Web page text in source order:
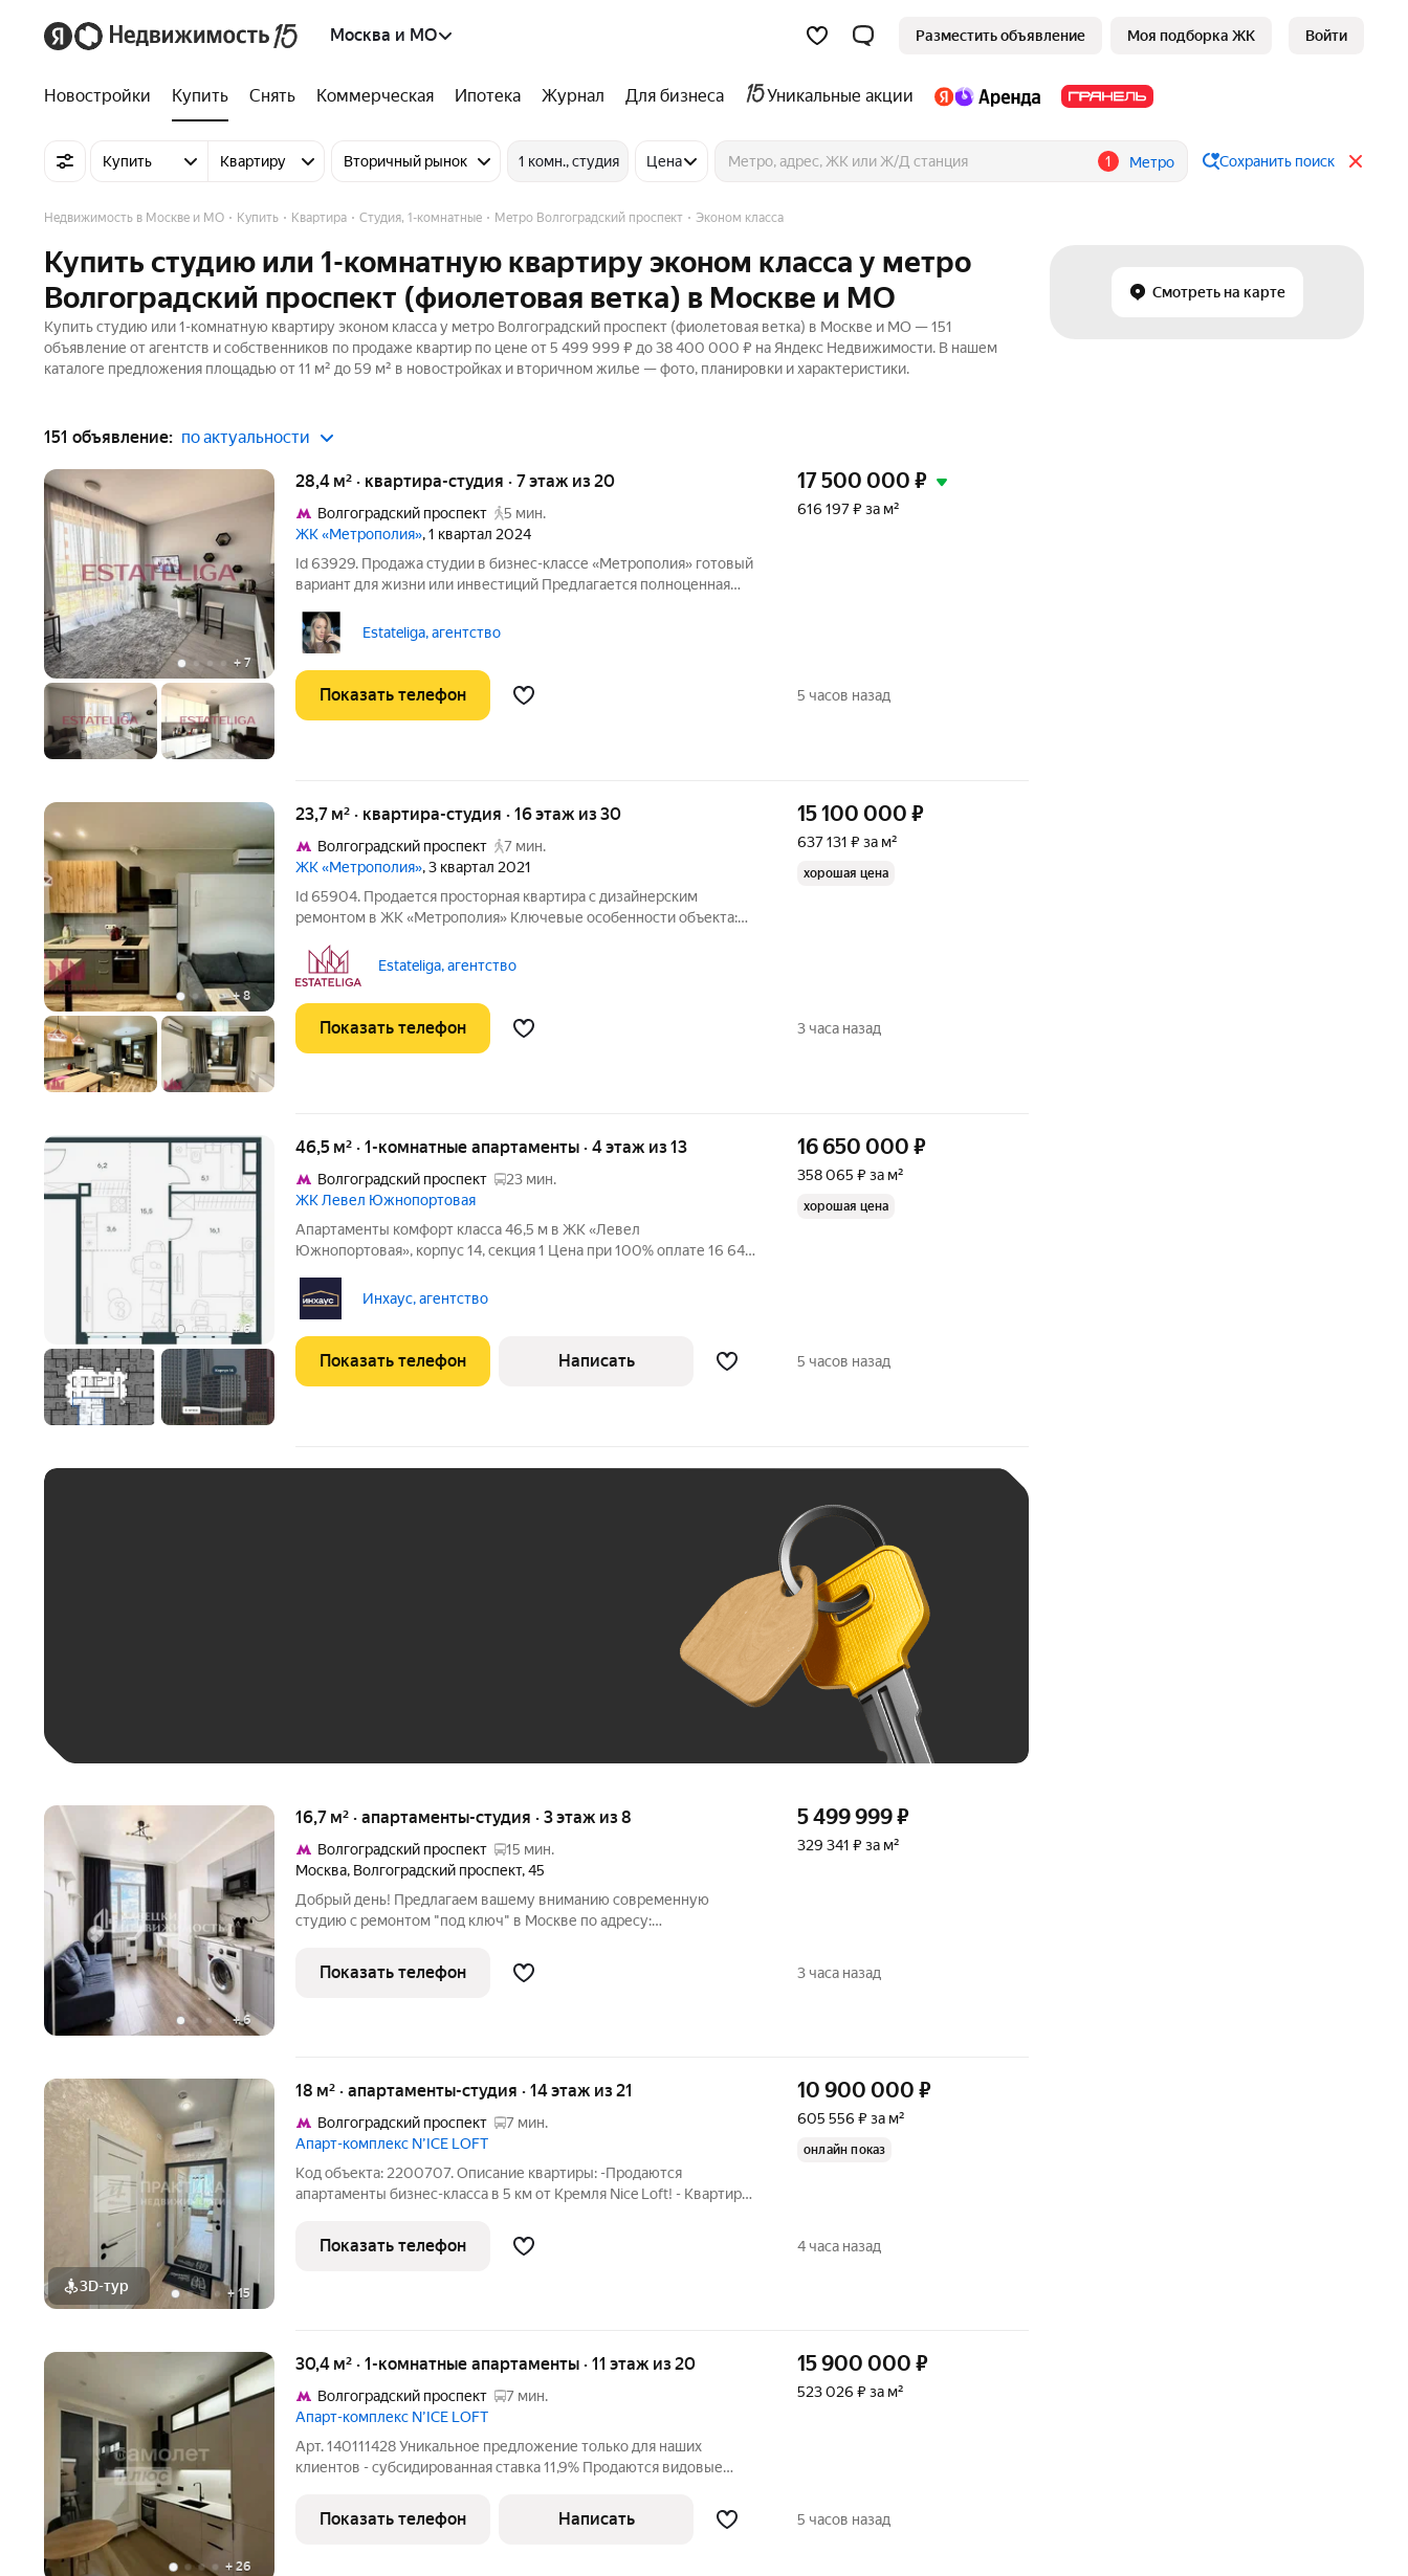
Москва и МО Разместить объявление Моя подборка ЖК Войти
Новостройки Купить Снять Коммерческая Ипотека Журнал Для бизнеса Уникальные акции
Купить Квартиру Вторичный рынок 1 комн., студия Цена 1 Метро Сохранить поиск
Смотреть на карте
Недвижимость в Москве и МО Купить Квартира Студия, 1-комнатные Метро Волгоградский проспект Эконом класса
Купить студию или 1-комнатную квартиру эконом класса у метро
Волгоградский проспект (фиолетовая ветка) в Москве и МО
Купить студию или 1-комнатную квартиру эконом класса у метро Волгоградский проспект (фиолетовая ветка) в Москве и МО — 151
объявление от агентств и собственников по продаже квартир по цене от 5 499 999 ₽ до 38 400 000 ₽ на Яндекс Недвижимости. В нашем
каталоге предложения площадью от 11 м² до 59 м² в новостройках и вторичном жилье — фото, планировки и характеристики.
151 объявление: по актуальности
+ 7
28,4 м² · квартира-студия · 7 этаж из 20
Волгоградский проспект
5 мин.
ЖК «Метрополия», 1 квартал 2024
Id 63929. Продажа студии в бизнес-классе «Метрополия» готовый
вариант для жизни или инвестиций Предлагается полноценная
«Метрополия». Стильная, с продуманной планировкой и
качественным ремонтом
Estateliga, агентство
17 500 000 ₽
616 197 ₽ за м²
Показать телефон 5 часов назад
+ 8
23,7 м² · квартира-студия · 16 этаж из 30
Волгоградский проспект
7 мин.
ЖК «Метрополия», 3 квартал 2021
Id 65904. Продается просторная квартира с дизайнерским
ремонтом в ЖК «Метрополия» Ключевые особенности объекта:
комфорт - Выполнен качественный дизайнерский ремонт - Можно
рассмотреть как
Estateliga, агентство
15 100 000 ₽
637 131 ₽ за м²
хорошая цена
Показать телефон 3 часа назад
+6
46,5 м² · 1-комнатные апартаменты · 4 этаж из 13
Волгоградский проспект
23 мин.
ЖК Левел Южнопортовая
Апартаменты комфорт класса 46,5 м в ЖК «Левел
Южнопортовая», корпус 14, секция 1 Цена при 100% оплате 16 644
м, свободная планировка («без стен»), панорамные окна, этаж 4 из
Инхаус, агентство
16 650 000 ₽
358 065 ₽ за м²
хорошая цена
Показать телефон Написать 5 часов назад
+6
16,7 м² · апартаменты-студия · 3 этаж из 8
Волгоградский проспект
15 мин.
Москва, Волгоградский проспект,45
Добрый день! Предлагаем вашему вниманию современную
студию с ремонтом "под ключ" в Москве по адресу:
приобрести готовый объект как для собственного проживания,
так и для получения
5 499 999₽
329 341 ₽ за м²
Показать телефон 3 часа назад
3D-тур +15
18 м² · апартаменты-студия · 14 этаж из 21
Волгоградский проспект
7 мин.
Апарт-комплекс N’ICE LOFT
Код объекта: 2200707. Описание квартиры: -Продаются
апартаменты бизнес-класса в 5 км от Кремля Nice Loft! - Квартира
укомплектована качественной мебелью и техникой. -Высокие
потолки (3 метра) и открытый
10 900 000 ₽
605 556 ₽ за м²
онлайн показ
Показать телефон 4 часа назад
+ 26
30,4 м² · 1-комнатные апартаменты · 11 этаж из 20
Волгоградский проспект
7 мин.
Апарт-комплекс N’ICE LOFT
Арт. 140111428 Уникальное предложение только для наших
клиентов - субсидированная ставка 11,9% Продаются видовые
совмещенный санузел - кухня 9 м - изолированная спальня -
готовая мебель -
15 900 000 ₽
523 026 ₽ за м²
Показать телефон Написать 5 часов назад